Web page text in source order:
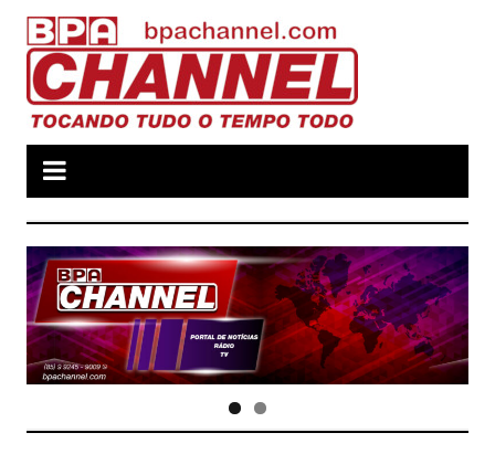
para
conteúdo